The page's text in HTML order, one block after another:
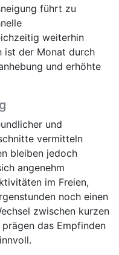
führt zu
weiterhin
ist der Monat durch
und erhöhte
und
vermitteln
bleiben jedoch
angenehm
im Freien,
noch einen
zwischen kurzen
das Empfinden